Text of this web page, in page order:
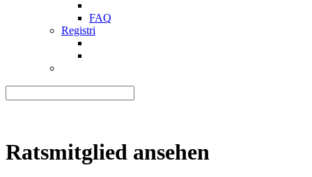
FAQ
Registri
Ratsmitglied ansehen